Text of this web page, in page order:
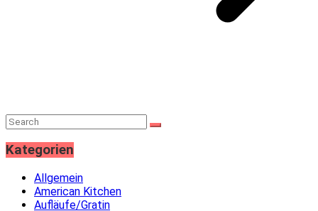
Kategorien
Allgemein
American Kitchen
Aufläufe/Gratin